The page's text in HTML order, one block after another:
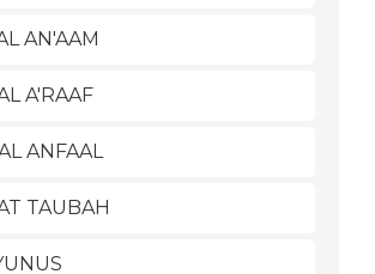
AN'AAM
A'RAAF
ANFAAL
TAUBAH